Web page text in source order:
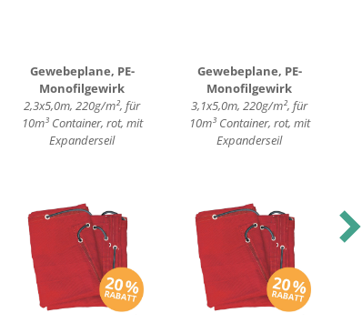
Gewebeplane, PE-
Monofilgewirk
2,3x5,0m, 220g/m², für
10m³ Container, rot, mit
Expanderseil
Gewebeplane, PE-
Monofilgewirk
3,1x5,0m, 220g/m², für
10m³ Container, rot, mit
Expanderseil
Next